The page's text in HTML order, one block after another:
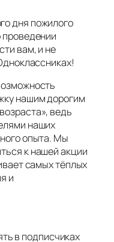
дня пожилого
вам, и не
нашим дорогим
ведь
наших
опыта. Мы
к нашей акции
самых тёплых
и
в подписчиках